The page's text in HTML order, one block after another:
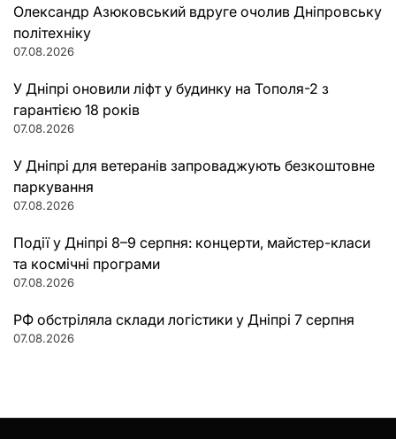
Олександр Азюковський вдруге очолив Дніпровську
політехніку
07.08.2026
У Дніпрі оновили ліфт у будинку на Тополя-2 з
гарантією 18 років
07.08.2026
У Дніпрі для ветеранів запроваджують безкоштовне
паркування
07.08.2026
Події у Дніпрі 8–9 серпня: концерти, майстер-класи
та космічні програми
07.08.2026
РФ обстріляла склади логістики у Дніпрі 7 серпня
07.08.2026